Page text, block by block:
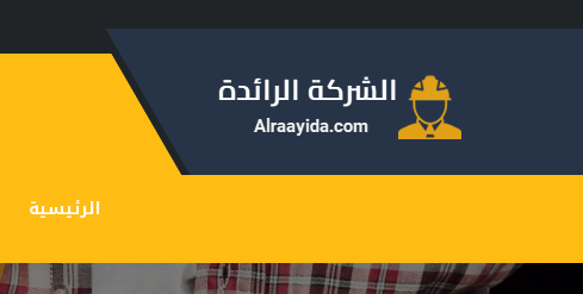
الرئيسية